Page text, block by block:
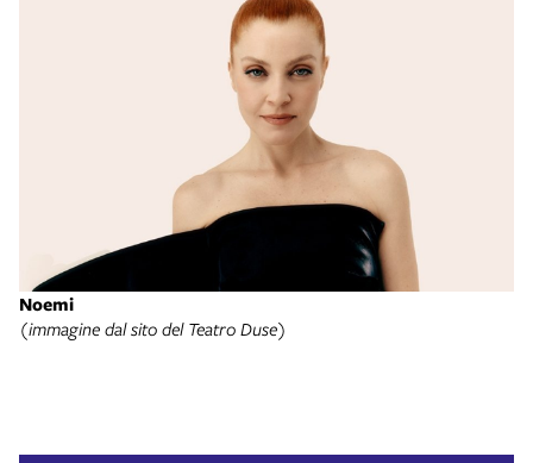
Noemi
(immagine dal sito del Teatro Duse)